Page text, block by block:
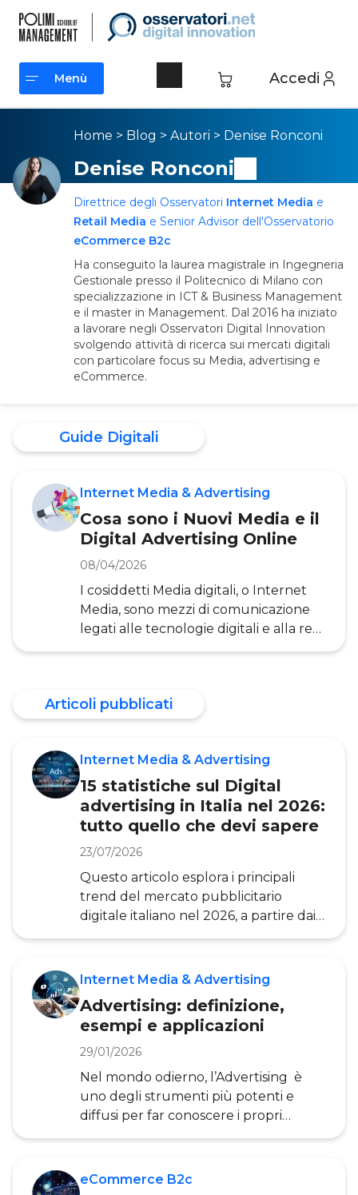
Accedi
Menù
Menù
Home > Blog > Autori > Denise Ronconi
Denise Ronconi
Direttrice degli Osservatori Internet Media e
Retail Media e Senior Advisor dell'Osservatorio
eCommerce B2c
Ha conseguito la laurea magistrale in Ingegneria
Gestionale presso il Politecnico di Milano con
specializzazione in ICT & Business Management
e il master in Management. Dal 2016 ha iniziato
a lavorare negli Osservatori Digital Innovation
svolgendo attività di ricerca sui mercati digitali
con particolare focus su Media, advertising e
eCommerce.
Guide Digitali
Internet Media & Advertising
Cosa sono i Nuovi Media e il
Digital Advertising Online
08/04/2026
I cosiddetti Media digitali, o Internet
Media, sono mezzi di comunicazione
legati alle tecnologie digitali e alla rete
Internet. Native e Programmatic
per citarne alcuni, sono tra le
componenti più rilevanti nel mondo
mercato è fondamentale per definire
il nuovo modo di fare Marketing e
comunicazione delle imprese. In
questa guida proveremo dunque a
definire cosa sono i Media Di
Articoli pubblicati
Internet Media & Advertising
15 statistiche sul Digital
advertising in Italia nel 2026:
tutto quello che devi sapere
23/07/2026
Questo articolo esplora i principali
trend del mercato pubblicitario
digitale italiano nel 2026, a partire dai
dati della ricerca dell’Osservatorio
di Internet e del Video digitale
su tutta la filiera pubblicitaria, fino alle
nuove sfide organizzative che aziende
e advertiser si trovano ad affrontare.
Quali sono le dinamiche del mercato
italiano del Digital advertising Il 2026
si a
Internet Media & Advertising
Advertising: definizione,
esempi e applicazioni
29/01/2026
Nel mondo odierno, l’Advertising è
uno degli strumenti più potenti e
diffusi per far conoscere i propri
prodotti, servizi o brand a un pubblico
tecnologia e dei Media, il concetto di
eCommerce B2c